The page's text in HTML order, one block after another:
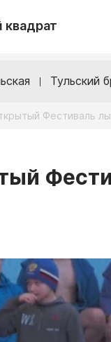
квадрат
Тульский
Фестиваль